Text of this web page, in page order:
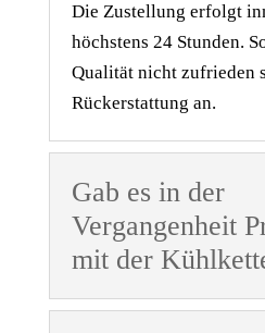
Die Zustellung erfolgt
höchstens 24 Stunden.
Qualität nicht zufrieden
Rückerstattung an.
Gab es in der
Vergangenheit
mit der